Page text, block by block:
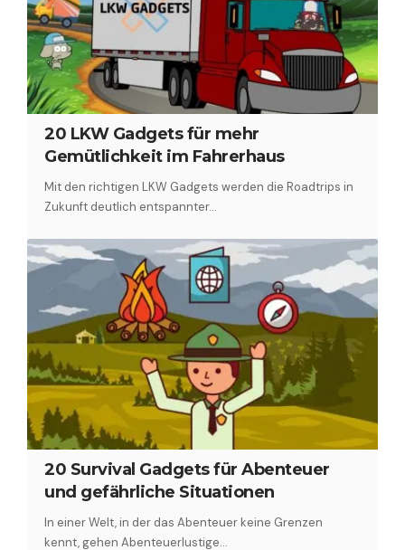
20 LKW Gadgets für mehr
Gemütlichkeit im Fahrerhaus
Mit den richtigen LKW Gadgets werden die Roadtrips in
Zukunft deutlich entspannter…
20 Survival Gadgets für Abenteuer
und gefährliche Situationen
In einer Welt, in der das Abenteuer keine Grenzen
kennt, gehen Abenteuerlustige…